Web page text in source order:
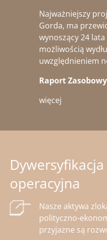
Najważniejszy
Gorda, ma
wynoszący 24
możliwością
uwzględnieniem
Raport
więcej
operacyjna
Nasze aktywa
polityczno-
przyjazne są